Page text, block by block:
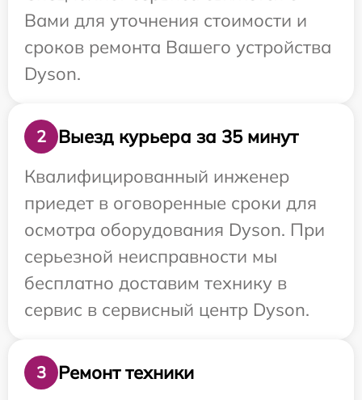
Вами для уточнения стоимости и
сроков ремонта Вашего устройства
Dyson.
2
Выезд курьера за 35 минут
Квалифицированный инженер
приедет в оговоренные сроки для
осмотра оборудования Dyson. При
серьезной неисправности мы
бесплатно доставим технику в
сервис в сервисный центр Dyson.
3
Ремонт техники